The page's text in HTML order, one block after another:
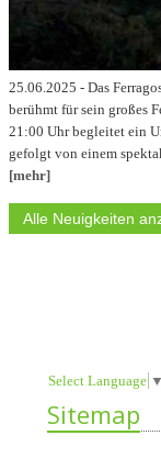
25.06.2025 - Das
berühmt für sein großes
21:00 Uhr begleitet ein
gefolgt von einem
[mehr]
Alle Neuigkeiten
Select Language ▼
Sitemap